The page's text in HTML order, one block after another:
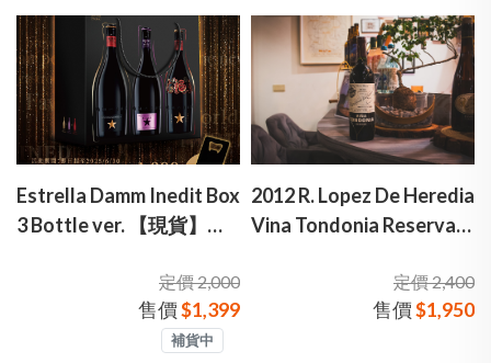
Estrella Damm Inedit Box
3 Bottle ver. 【現貨】金
定價 2,000
售價$1,399
補貨中
2012 R. Lopez De Heredia
Vina Tondonia Reserva
「彤朵尼亞」里奧哈陳年
定價 2,400
售價$1,950